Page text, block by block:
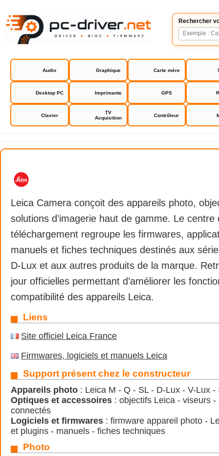
Rechercher
Audio Graphique Carte mère
Desktop PC Imprimante GPS
Clavier
TV
Acquisition
Contrôleur
Leica
Leica Camera conçoit des appareils photo,
solutions d’imagerie haut de gamme. Le centre
téléchargement regroupe les firmwares,
manuels et fiches techniques destinés aux
D-Lux et aux autres produits de la marque.
jour officielles permettant d’améliorer les
compatibilité des appareils Leica.
Liens
Site officiel Leica France
Firmwares, logiciels et manuels Leica
Support présent chez le constructeur
Appareils photo : Leica M - Q - SL - D-Lux - V-Lux -
Optiques et accessoires : objectifs Leica - viseurs -
connectés
Logiciels et firmwares : firmware appareil photo -
et plugins - manuels - fiches techniques
Photo